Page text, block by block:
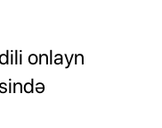
onlayn